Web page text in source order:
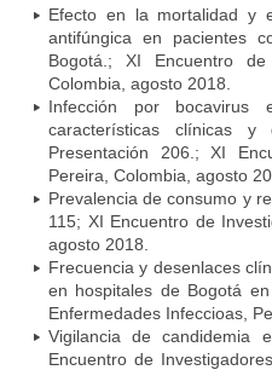
Efecto en la mortalidad y
antifúngica en pacientes
Bogotá.; XI Encuentro de
Colombia, agosto 2018.
Infección por bocavirus
características clínicas y
Presentación 206.; XI
Pereira, Colombia, agosto
Prevalencia de consumo y
115; XI Encuentro de
agosto 2018.
Frecuencia y desenlaces
en hospitales de Bogotá
Enfermedades Infeccioas,
Vigilancia de candidemia
Encuentro de